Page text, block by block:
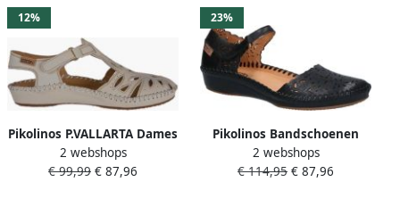
modieuze t-band
12%
Pikolinos P.VALLARTA Dames
Sandaal ballerina Gebroken
Wit
2 webshops
€ 99,99 € 87,96
23%
Pikolinos Bandschoenen
Vallarta 655-0906 Brandy
Bruin
2 webshops
€ 114,95 € 87,96